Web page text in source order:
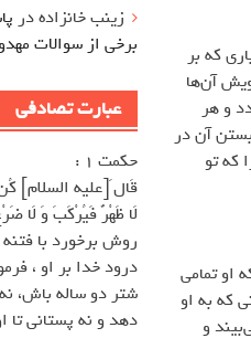
که بر
آن‌ها
و هر
آن در
که تو
او تمامی
که به او
و
زینب خانزادهدر
برخی از سوالات
عبارت تصادفی
حکمت 1 :
قَال َ[عليه السلام]
لَا ظَهْرٌ فَيُرْكَبَ وَ لَا
روش برخورد با
درود خدا بر او ،
شتر دو ساله باش،
دهد و نه پستانى تا